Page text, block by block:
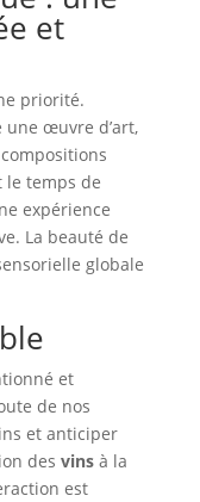
et
priorité.
une œuvre d’art,
le temps de
expérience
La beauté de
globale
et
de nos
et anticiper
des vins à la
est